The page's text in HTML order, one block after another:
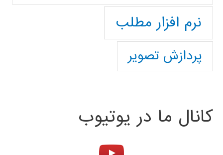
نرم افزار مطلب
پردازش تصویر
کانال ما در یوتیوب